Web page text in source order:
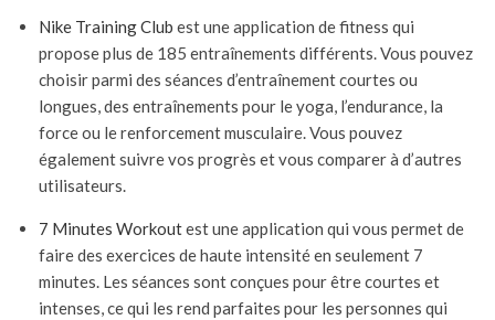
Nike Training Club est une application de fitness qui
propose plus de 185 entraînements différents. Vous pouvez
choisir parmi des séances d’entraînement courtes ou
longues, des entraînements pour le yoga, l’endurance, la
force ou le renforcement musculaire. Vous pouvez
également suivre vos progrès et vous comparer à d’autres
utilisateurs.
7 Minutes Workoutest une application qui vous permet de
faire des exercices de haute intensité en seulement 7
minutes. Les séances sont conçues pour être courtes et
intenses, ce qui les rend parfaites pour les personnes qui